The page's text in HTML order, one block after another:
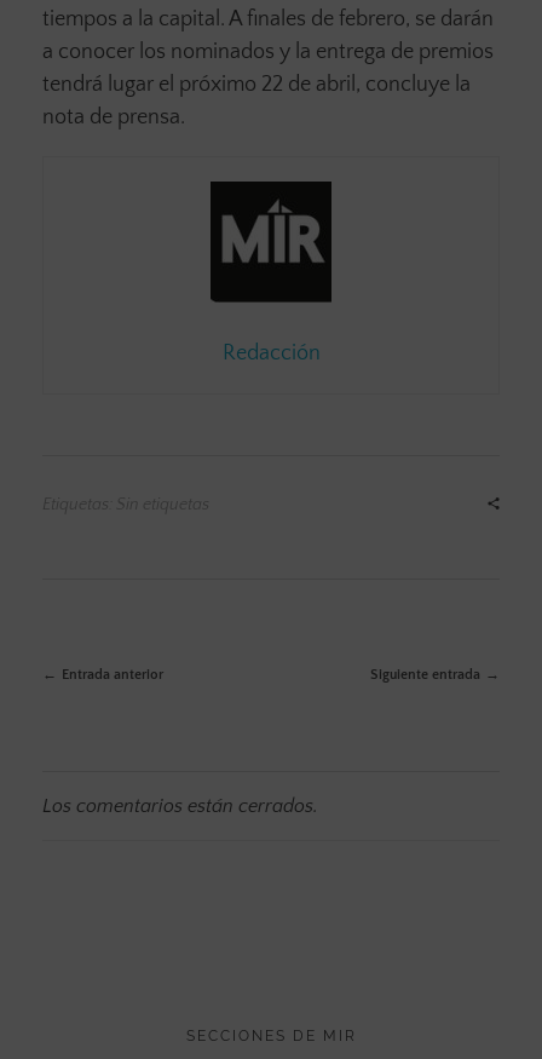
tiempos a la capital. A finales de febrero, se darán
a conocer los nominados y la entrega de premios
tendrá lugar el próximo 22 de abril, concluye la
nota de prensa.
Redacción
Etiquetas: Sin etiquetas
Entrada anterior Siguiente entrada
Los comentarios están cerrados.
SECCIONES DE MIR